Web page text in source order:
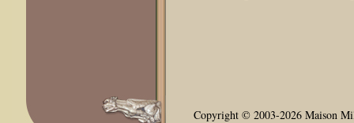
Copyright © 2003-2026 Maison